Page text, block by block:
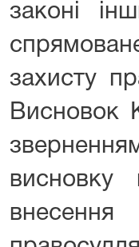
законі
захисту
Висновок
висновку